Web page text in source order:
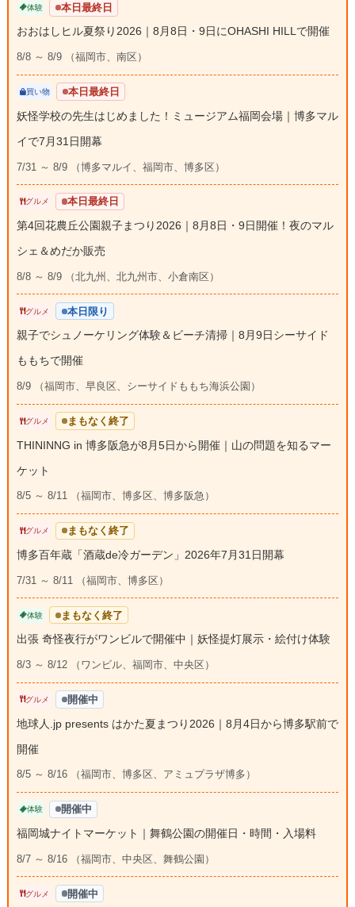
体験 本日最終日
おおはしヒル夏祭り2026｜8月8日・9日にOHASHI HILLで開催
8/8 ～ 8/9 （福岡市、南区）
買い物 本日最終日
妖怪学校の先生はじめました！ミュージアム福岡会場｜博多マル
イで7月31日開幕
7/31 ～ 8/9 （博多マルイ、福岡市、博多区）
グルメ 本日最終日
第4回花農丘公園親子まつり2026｜8月8日・9日開催！夜のマル
シェ＆めだか販売
8/8 ～ 8/9 （北九州、北九州市、小倉南区）
グルメ 本日限り
親子でシュノーケリング体験＆ビーチ清掃｜8月9日シーサイド
ももちで開催
8/9 （福岡市、早良区、シーサイドももち海浜公園）
グルメ まもなく終了
THININNG in 博多阪急が8月5日から開催｜山の問題を知るマー
ケット
8/5 ～ 8/11 （福岡市、博多区、博多阪急）
グルメ まもなく終了
博多百年蔵「酒蔵de冷ガーデン」2026年7月31日開幕
7/31 ～ 8/11 （福岡市、博多区）
体験 まもなく終了
出張 奇怪夜行がワンビルで開催中｜妖怪提灯展示・絵付け体験
8/3 ～ 8/12 （ワンビル、福岡市、中央区）
グルメ 開催中
地球人.jp presents はかた夏まつり2026｜8月4日から博多駅前で
開催
8/5 ～ 8/16 （福岡市、博多区、アミュプラザ博多）
体験 開催中
福岡城ナイトマーケット｜舞鶴公園の開催日・時間・入場料
8/7 ～ 8/16 （福岡市、中央区、舞鶴公園）
グルメ 開催中